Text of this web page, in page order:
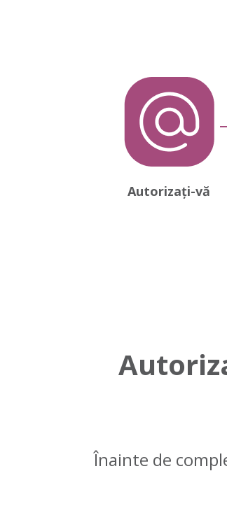
Autorizați-vă
Înainte de